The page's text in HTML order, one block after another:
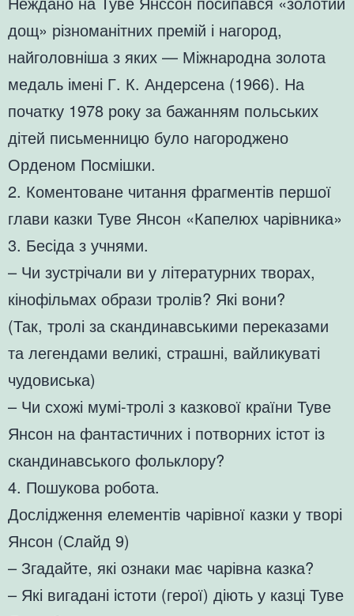
дощ» різноманітних премій і нагород,
найголовніша з яких — Міжнародна золота
медаль імені Г. К. Андерсена (1966). На
початку 1978 року за бажанням польських
дітей письменницю було нагороджено
Орденом Посмішки.
2. Коментоване читання фрагментів першої
глави казки Туве Янсон «Капелюх чарівника»
3. Бесіда з учнями.
– Чи зустрічали ви у літературних творах,
кінофільмах образи тролів? Які вони?
(Так, тролі за скандинавськими переказами
та легендами великі, страшні, вайликуваті
чудовиська)
– Чи схожі мумі-тролі з казкової країни Туве
Янсон на фантастичних і потворних істот із
скандинавського фольклору?
4. Пошукова робота.
Дослідження елементів чарівної казки у творі
Янсон (Слайд 9)
– Згадайте, які ознаки має чарівна казка?
– Які вигадані істоти (герої) діють у казці Туве